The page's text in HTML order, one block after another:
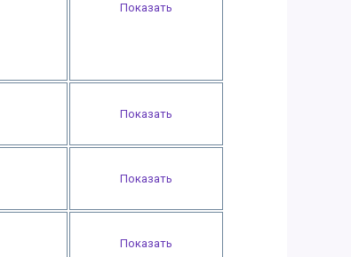
Показать
Показать
Показать
Показать